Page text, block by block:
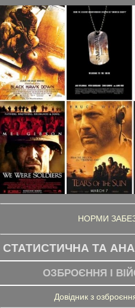
НОРМИ
СТАТИСТИЧНА ТА
ОЗБРОЄННЯ І
Довідник з